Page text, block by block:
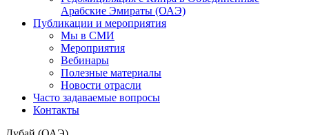
Арабские Эмираты (ОАЭ)
Публикации и мероприятия
Мы в СМИ
Мероприятия
Вебинары
Полезные материалы
Новости отрасли
Часто задаваемые вопросы
Контакты